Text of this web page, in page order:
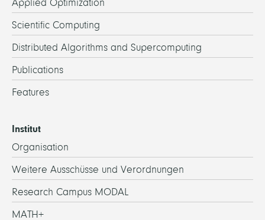
Applied Optimization
Scientific Computing
Distributed Algorithms and Supercomputing
Publications
Features
Institut
Organisation
Weitere Ausschüsse und Verordnungen
Research Campus MODAL
MATH+